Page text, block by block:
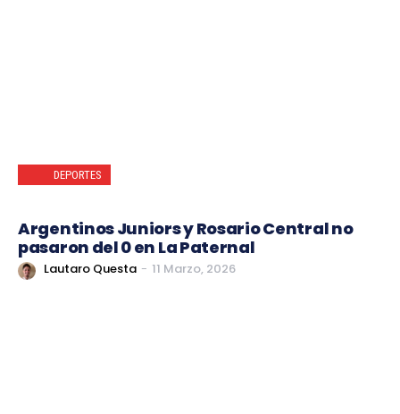
DEPORTES
Argentinos Juniors y Rosario Central no
pasaron del 0 en La Paternal
Lautaro Questa - 11 Marzo, 2026